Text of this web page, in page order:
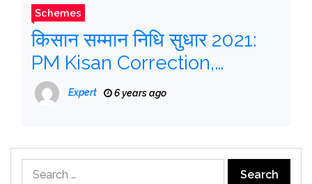
Schemes
किसान सम्मान निधि सुधार 2021:
PM Kisan Correction,
Update Details, संपूर्ण जानकारी
Expert 6 years ago